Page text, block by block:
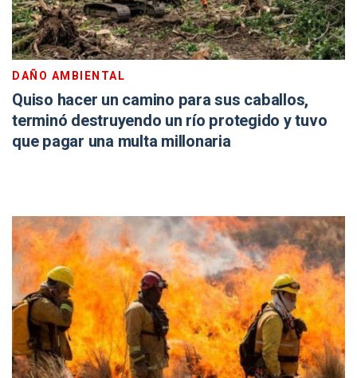
DAÑO AMBIENTAL
Quiso hacer un camino para sus caballos,
terminó destruyendo un río protegido y tuvo
que pagar una multa millonaria